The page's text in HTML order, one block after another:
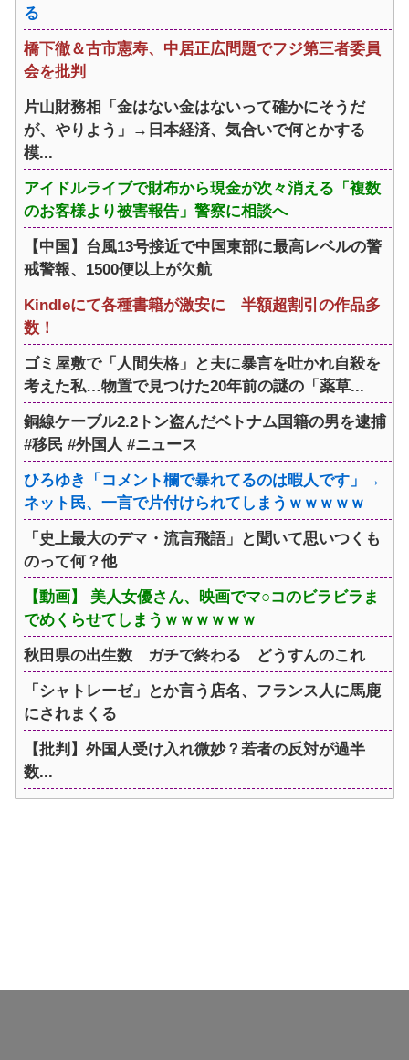
る
橋下徹＆古市憲寿、中居正広問題でフジ第三者委員
会を批判
片山財務相「金はない金はないって確かにそうだ
が、やりよう」→日本経済、気合いで何とかする
模...
アイドルライブで財布から現金が次々消える「複数
のお客様より被害報告」警察に相談へ
【中国】台風13号接近で中国東部に最高レベルの警
戒警報、1500便以上が欠航
Kindleにて各種書籍が激安に 半額超割引の作品多
数！
ゴミ屋敷で「人間失格」と夫に暴言を吐かれ自殺を
考えた私…物置で見つけた20年前の謎の「薬草...
銅線ケーブル2.2トン盗んだベトナム国籍の男を逮捕
#移民 #外国人 #ニュース
ひろゆき「コメント欄で暴れてるのは暇人です」→
ネット民、一言で片付けられてしまうｗｗｗｗｗ
「史上最大のデマ・流言飛語」と聞いて思いつくも
のって何？他
【動画】 美人女優さん、映画でマ○コのビラビラま
でめくらせてしまうｗｗｗｗｗｗ
秋田県の出生数 ガチで終わる どうすんのこれ
「シャトレーゼ」とか言う店名、フランス人に馬鹿
にされまくる
【批判】外国人受け入れ微妙？若者の反対が過半
数...